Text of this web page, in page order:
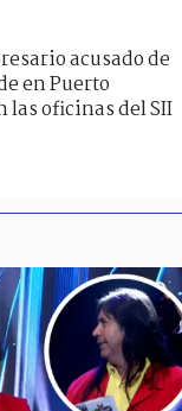
acusado de
en Puerto
las oficinas del SII